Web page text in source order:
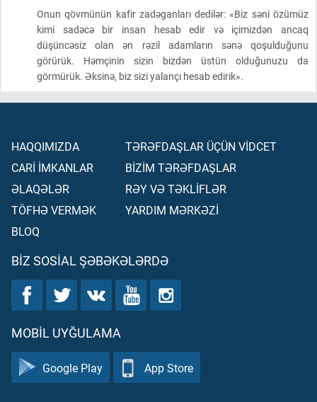
Onun qövmünün kafir zadəganları dedilər: «Biz səni özümüz
kimi sadəcə bir insan hesab edir və içimizdən ancaq
düşüncəsiz olan ən rəzil adamların sənə qoşulduğunu
görürük. Həmçinin sizin bizdən üstün olduğunuzu da
görmürük. Əksinə, biz sizi yalançı hesab edirik».
HAQQIMIZDA
CARİ İMKANLAR
ƏLAQƏLƏR
TÖFHƏ VERMƏK
BLOQ
TƏRƏFDAŞLAR ÜÇÜN VİDCET
BİZİM TƏRƏFDAŞLAR
RƏY VƏ TƏKLİFLƏR
YARDIM MƏRKƏZİ
BIZ SOSIAL ŞƏBƏKƏLƏRDƏ
MOBIL UYĞULAMA
Google Play App Store